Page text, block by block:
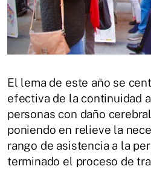
El lema de este año se
efectiva de la continuidad
personas con daño
poniendo en relieve la
rango de asistencia a la
terminado el proceso de